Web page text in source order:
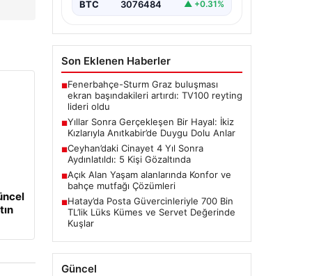
BTC 3076484 ▲ +0.31%
Son Eklenen Haberler
■Fenerbahçe-Sturm Graz buluşması
ekran başındakileri artırdı: TV100 reyting
lideri oldu
■Yıllar Sonra Gerçekleşen Bir Hayal: İkiz
Kızlarıyla Anıtkabir’de Duygu Dolu Anlar
■Ceyhan’daki Cinayet 4 Yıl Sonra
Aydınlatıldı: 5 Kişi Gözaltında
■Açık Alan Yaşam alanlarında Konfor ve
bahçe mutfağı Çözümleri
■Hatay’da Posta Güvercinleriyle 700 Bin
TL’lik Lüks Kümes ve Servet Değerinde
Kuşlar
Güncel